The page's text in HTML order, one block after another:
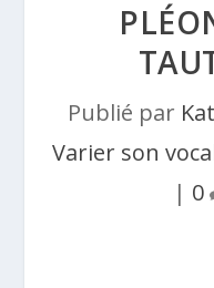
Publié par
Varier son
| 0